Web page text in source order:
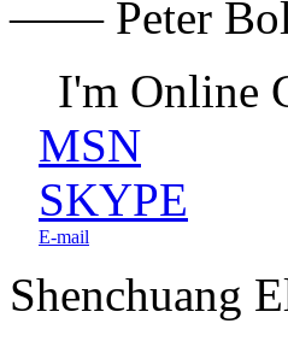
—— Peter
I'm Online
MSN
SKYPE
E-mail
Shenchuang